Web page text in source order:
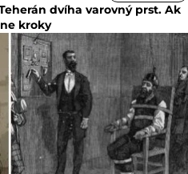
dvíha varovný prst. Ak
kroky